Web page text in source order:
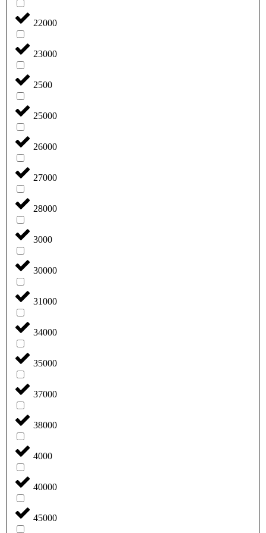
22000
23000
2500
25000
26000
27000
28000
3000
30000
31000
34000
35000
37000
38000
4000
40000
45000